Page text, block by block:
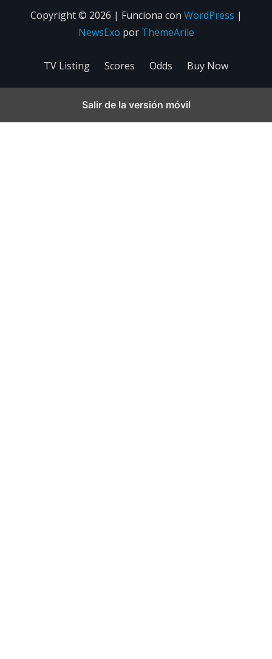
Copyright © 2026 | Funciona con WordPress |
NewsExo por ThemeArile
TV Listing Scores Odds Buy Now
Salir de la versión móvil